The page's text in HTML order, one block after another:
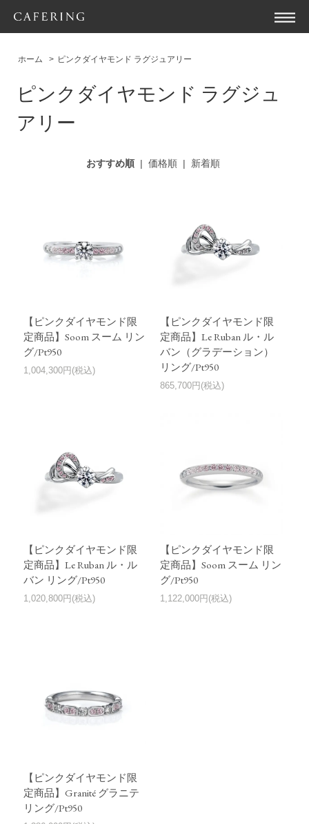
ホーム > ピンクダイヤモンド ラグジュアリー
ピンクダイヤモンド ラグジュ
アリー
おすすめ順| 価格順| 新着順
【ピンクダイヤモンド限
定商品】Soom スーム リン
グ/Pt950
1,004,300円(税込)
【ピンクダイヤモンド限
定商品】Le Ruban ル・ル
バン（グラデーション）
リング/Pt950
865,700円(税込)
【ピンクダイヤモンド限
定商品】Le Ruban ル・ル
バン リング/Pt950
1,020,800円(税込)
【ピンクダイヤモンド限
定商品】Soom スーム リン
グ/Pt950
1,122,000円(税込)
【ピンクダイヤモンド限
定商品】Granité グラニテ
リング/Pt950